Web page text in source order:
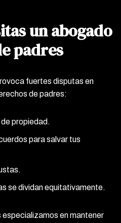
un abogado
padres
fuertes disputas en
de padres:
propiedad.
para salvar tus
se dividan equitativamente.
en mantener